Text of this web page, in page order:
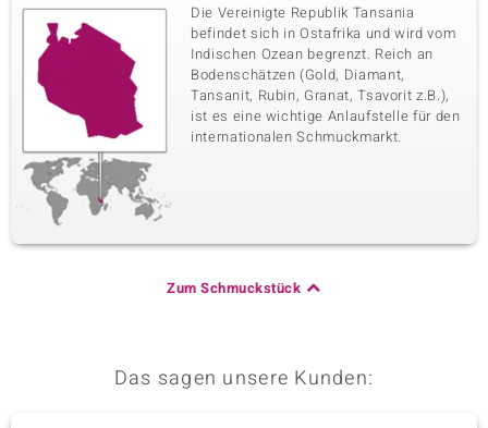
Die Vereinigte Republik Tansania
befindet sich in Ostafrika und wird vom
Indischen Ozean begrenzt. Reich an
Bodenschätzen (Gold, Diamant,
Tansanit, Rubin, Granat, Tsavorit z.B.),
ist es eine wichtige Anlaufstelle für den
internationalen Schmuckmarkt.
Zum Schmuckstück
Das sagen unsere Kunden: